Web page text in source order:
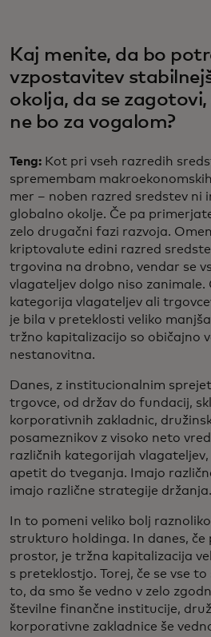
Kaj menite, da bo
vzpostavitev
okolja, da se
ne bo za vogalom?
Teng: Kot pri vseh razredih
spremembam
mer – noben razred sredstev ni
globalno okolje. Če pa
zelo drugačni fazi razvoja.
kriptovalute edini razred
trgovina na drobno, vendar se
vlagateljev dolgo niso zanimale.
kategorija vlagateljev ali
je bila v preteklosti veliko
tržno kapitalizacijo so običajno
nestanovitna.
Danes, z institucionalnim
trgovce, od držav do fundacij,
korporativnih zakladnic,
posameznikov z visoko neto
različnih kategorijah vlagateljev,
apetit do tveganja. Imajo
imajo različne strategije držanja.
In to pomeni veliko bolj
strukturo holdinga. In danes,
prostor, je tržna kapitalizacija
s preteklostjo. Torej, če se vse
to, da smo še vedno v zelo
številne finančne institucije,
korporativne zakladnice še